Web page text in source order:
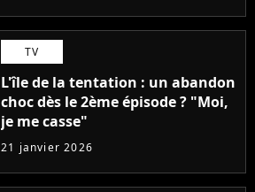
TV
L'île de la tentation : un abandon
choc dès le 2ème épisode ? "Moi,
je me casse"
21 janvier 2026